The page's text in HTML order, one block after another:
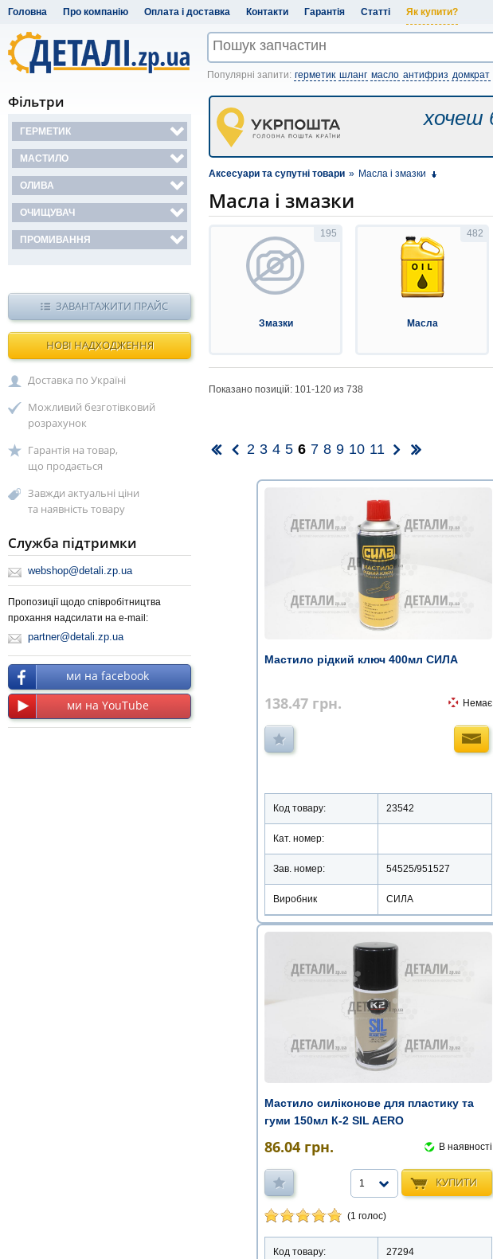
Головна Про компанію Оплата і доставка Контакти Гарантія Статті Як купити?
Популярні запити: герметик шланг масло антифриз домкрат
хочеш
Аксесуари та супутні товари » Масла і змазки
Масла і змазки
195
Змазки
482
Масла
Показано позицій: 101-120 из 738
2 3 4 5 6 7 8 9 10 11
Мастило рідкий ключ 400мл СИЛА
138.47 грн. Немає
Код товару: 23542
Кат. номер:
Зав. номер: 54525/951527
Виробник СИЛА
Мастило силіконове для пластику та
гуми 150мл К-2 SIL AERO
86.04 грн. В наявності
КУПИТИ
1
(1 голос)
Код товару: 27294
Фільтри
ГЕРМЕТИК
МАСТИЛО
ОЛИВА
ОЧИЩУВАЧ
ПРОМИВАННЯ
ЗАВАНТАЖИТИ ПРАЙС
НОВІ НАДХОДЖЕННЯ
Доставка по Україні
Можливий безготівковий
розрахунок
Гарантія на товар,
що продається
Завжди актуальні ціни
та наявність товару
Служба підтримки
webshop@detali.zp.ua
Пропозиції щодо співробітництва
прохання надсилати на e-mail:
partner@detali.zp.ua
ми на facebook
ми на YouTube